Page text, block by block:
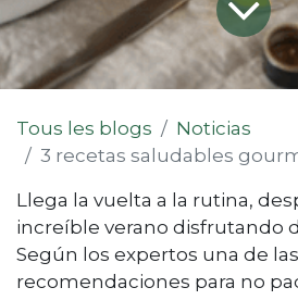
Tous les blogs
Noticias
3 recetas saludables gourmet
Llega la vuelta a la rutina,
increíble verano disfrutando
Según los expertos una de las
recomendaciones para no